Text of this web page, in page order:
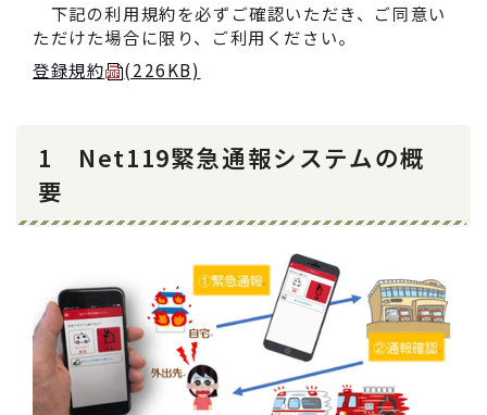
下記の利用規約を必ずご確認いただき、ご同意い
ただけた場合に限り、ご利用ください。
登録規約
(226KB)
1 Net119緊急通報システムの概
要